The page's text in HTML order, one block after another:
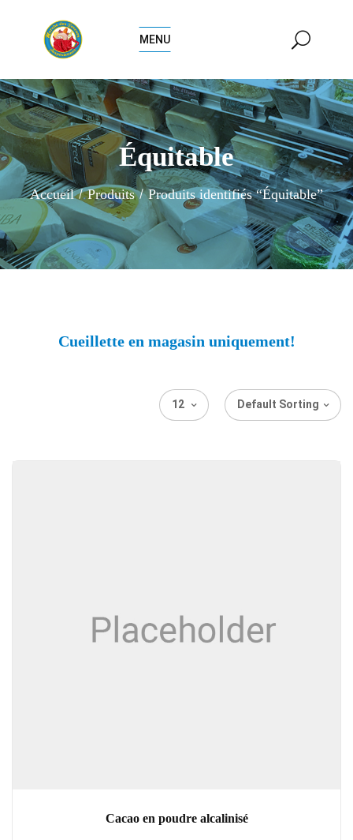
MENU
Équitable
Accueil Produits Produits identifiés “Équitable”
Cueillette en magasin uniquement!
Default Sorting
12
Cacao en poudre alcalinisé